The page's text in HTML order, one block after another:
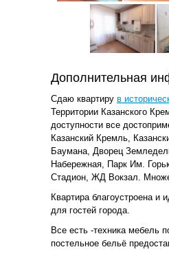
Дополнительная
Сдаю квартиру в
Территории Казанского
доступности все
Казанский Кремль,
Баумана, Дворец
Набережная, Парк Им.
Стадион, ЖД Вокзал.
Квартира благоустроена и
для гостей города.
Все есть -техника мебель
постельное бельё